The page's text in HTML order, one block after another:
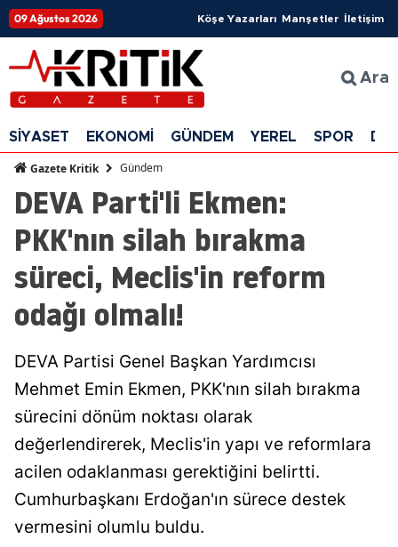
09 Ağustos 2026 Köşe Yazarları Manşetler İletişim
Ara
SİYASET EKONOMİ GÜNDEM YEREL SPOR
Gazete Kritik Gündem
DEVA Parti'li Ekmen:
PKK'nın silah bırakma
süreci, Meclis'in reform
odağı olmalı!
DEVA Partisi Genel Başkan Yardımcısı
Mehmet Emin Ekmen, PKK'nın silah bırakma
sürecini dönüm noktası olarak
değerlendirerek, Meclis'in yapı ve reformlara
acilen odaklanması gerektiğini belirtti.
Cumhurbaşkanı Erdoğan'ın sürece destek
vermesini olumlu buldu.